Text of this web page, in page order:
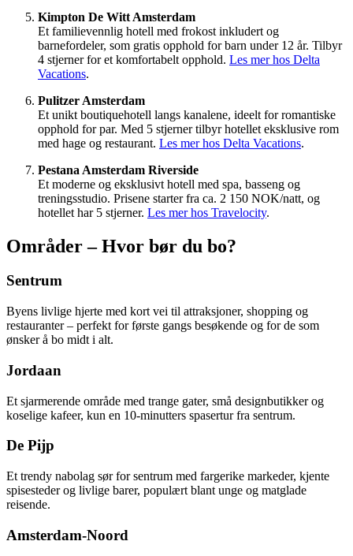
Kimpton De Witt Amsterdam
Et familievennlig hotell med frokost inkludert og
barnefordeler, som gratis opphold for barn under 12 år. Tilbyr
4 stjerner for et komfortabelt opphold. Les mer hos Delta
Vacations.
Pulitzer Amsterdam
Et unikt boutiquehotell langs kanalene, ideelt for romantiske
opphold for par. Med 5 stjerner tilbyr hotellet eksklusive rom
med hage og restaurant. Les mer hos Delta Vacations.
Pestana Amsterdam Riverside
Et moderne og eksklusivt hotell med spa, basseng og
treningsstudio. Prisene starter fra ca. 2 150 NOK/natt, og
hotellet har 5 stjerner. Les mer hos Travelocity.
Områder – Hvor bør du bo?
Sentrum
Byens livlige hjerte med kort vei til attraksjoner, shopping og
restauranter – perfekt for første gangs besøkende og for de som
ønsker å bo midt i alt.
Jordaan
Et sjarmerende område med trange gater, små designbutikker og
koselige kafeer, kun en 10-minutters spasertur fra sentrum.
De Pijp
Et trendy nabolag sør for sentrum med fargerike markeder, kjente
spisesteder og livlige barer, populært blant unge og matglade
reisende.
Amsterdam-Noord